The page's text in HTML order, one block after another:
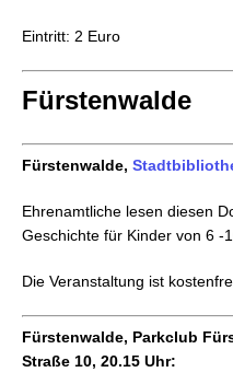
Eintritt: 2 Euro
Fürstenwalde
Fürstenwalde, Stadtb
Ehrenamtliche lesen diesen
Geschichte für Kinder von 6 -
Die Veranstaltung ist
Fürstenwalde, Parkclub
Straße 10, 20.15 Uhr: